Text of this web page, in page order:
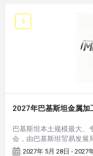
2027年巴基斯坦金属加
巴基斯坦本土规模最大、
会，由巴基斯坦贸易发展
域标杆 B2B 商贸对接平台
2027年 5月 28日 - 2027